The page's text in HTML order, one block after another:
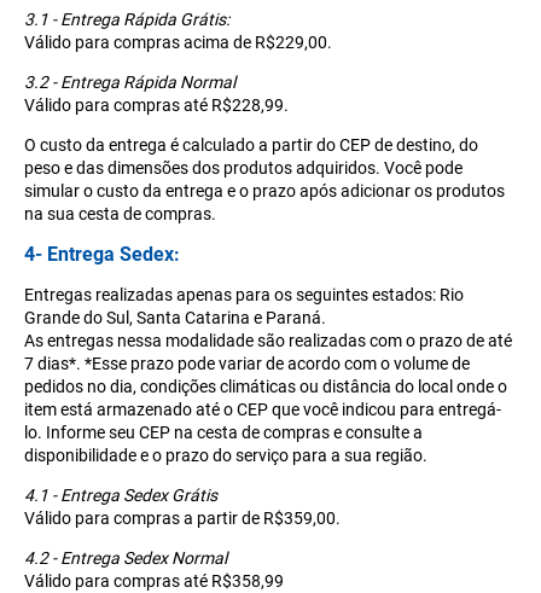
3.1 - Entrega Rápida Grátis:
Válido para compras acima de R$229,00.
3.2 - Entrega Rápida Normal
Válido para compras até R$228,99.
O custo da entrega é calculado a partir do CEP de destino, do
peso e das dimensões dos produtos adquiridos. Você pode
simular o custo da entrega e o prazo após adicionar os produtos
na sua cesta de compras.
4- Entrega Sedex:
Entregas realizadas apenas para os seguintes estados: Rio
Grande do Sul, Santa Catarina e Paraná.
As entregas nessa modalidade são realizadas com o prazo de até
7 dias*. *Esse prazo pode variar de acordo com o volume de
pedidos no dia, condições climáticas ou distância do local onde o
item está armazenado até o CEP que você indicou para entregá-
lo. Informe seu CEP na cesta de compras e consulte a
disponibilidade e o prazo do serviço para a sua região.
4.1 - Entrega Sedex Grátis
Válido para compras a partir de R$359,00.
4.2 - Entrega Sedex Normal
Válido para compras até R$358,99